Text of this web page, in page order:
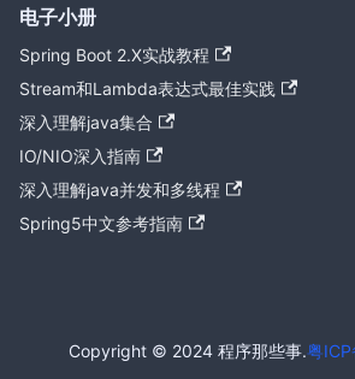
电子小册
Spring Boot 2.X实战教程
Stream和Lambda表达式最佳实践
深入理解java集合
IO/NIO深入指南
深入理解java并发和多线程
Spring5中文参考指南
Copyright © 2024 程序那些事.粤